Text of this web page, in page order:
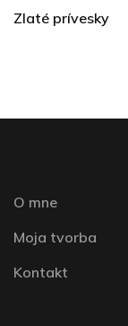
Zlaté prívesky
O mne
Moja tvorba
Kontakt